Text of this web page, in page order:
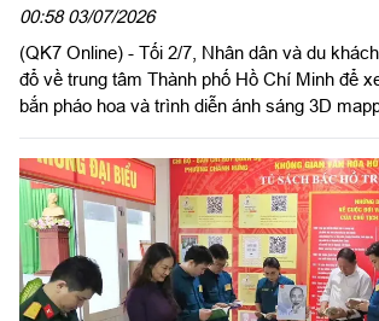
Minh
00:58 03/07/2026
(QK7 Online) - Tối 2/7, Nhân dân và du
đổ về trung tâm Thành phố Hồ Chí Minh để
bắn pháo hoa và trình diễn ánh sáng 3D
vinh dự mang tên Chủ tịch Hồ Chí Minh (2/7/